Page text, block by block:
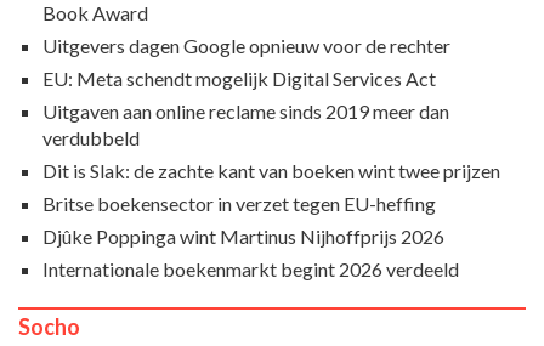
Book Award
Uitgevers dagen Google opnieuw voor de rechter
EU: Meta schendt mogelijk Digital Services Act
Uitgaven aan online reclame sinds 2019 meer dan
verdubbeld
Dit is Slak: de zachte kant van boeken wint twee prijzen
Britse boekensector in verzet tegen EU-heffing
Djûke Poppinga wint Martinus Nijhoffprijs 2026
Internationale boekenmarkt begint 2026 verdeeld
Socho